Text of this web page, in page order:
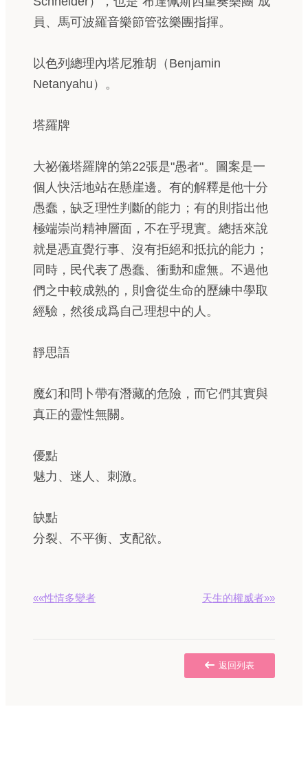
員、馬可波羅音樂節管弦樂團指揮。
以色列總理內塔尼雅胡（Benjamin
Netanyahu）。
塔羅牌
大祕儀塔羅牌的第22張是"愚者"。圖案是一
個人快活地站在懸崖邊。有的解釋是他十分
愚蠢，缺乏理性判斷的能力；有的則指出他
極端崇尚精神層面，不在乎現實。總括來說
就是憑直覺行事、沒有拒絕和抵抗的能力；
同時，民代表了愚蠢、衝動和虛無。不過他
們之中較成熟的，則會從生命的歷練中學取
經驗，然後成爲自己理想中的人。
靜思語
魔幻和問卜帶有潛藏的危險，而它們其實與
真正的靈性無關。
優點
魅力、迷人、刺激。
缺點
分裂、不平衡、支配欲。
««性情多變者 天生的權威者»»
返回列表